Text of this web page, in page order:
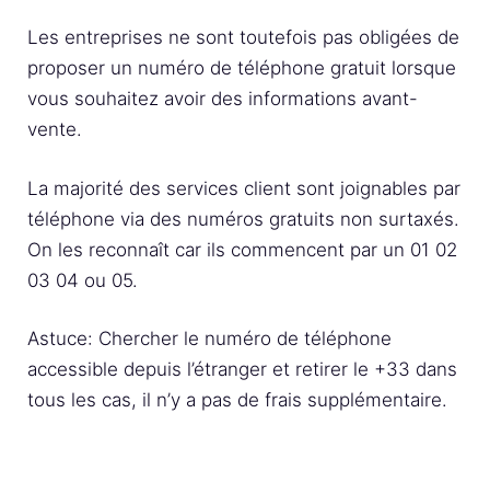
Les entreprises ne sont toutefois pas obligées de
proposer un numéro de téléphone gratuit lorsque
vous souhaitez avoir des informations avant-
vente.
La majorité des services client sont joignables par
téléphone via des numéros gratuits non surtaxés.
On les reconnaît car ils commencent par un 01 02
03 04 ou 05.
Astuce: Chercher le numéro de téléphone
accessible depuis l’étranger et retirer le +33 dans
tous les cas, il n’y a pas de frais supplémentaire.